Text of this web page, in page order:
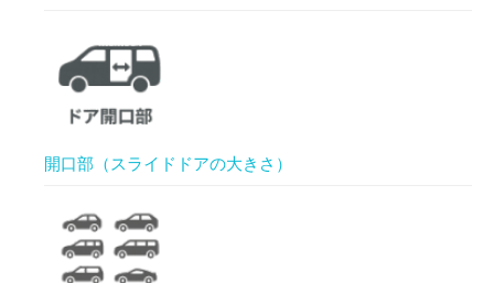
開口部（スライドドアの大きさ）